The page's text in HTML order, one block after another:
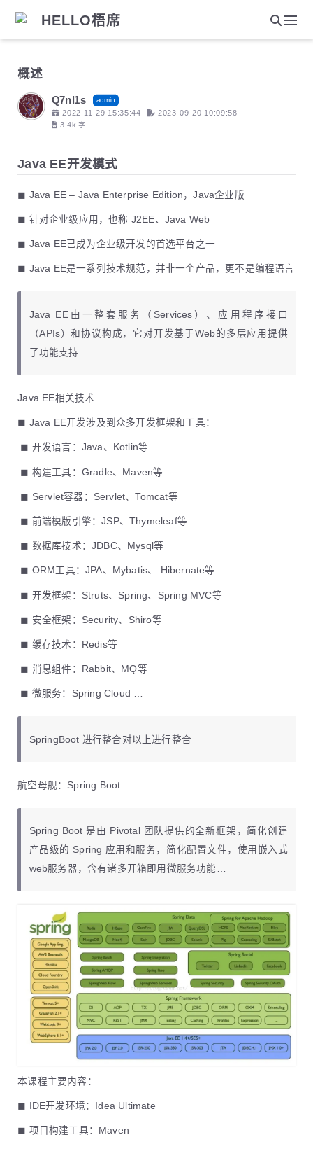
HELLO梧席
概述
Q7nl1s admin
2022-11-29 15:35:44
2023-09-20 10:09:58
3.4k 字
Java EE开发模式
◼ Java EE – Java Enterprise Edition，Java企业版
◼ 针对企业级应用，也称 J2EE、Java Web
◼ Java EE已成为企业级开发的首选平台之一
◼ Java EE是一系列技术规范，并非一个产品，更不是编程语言
Java EE由一整套服务（Services）、应用程序接口
（APIs）和协议构成，它对开发基于Web的多层应用提供
了功能支持
Java EE相关技术
◼ Java EE开发涉及到众多开发框架和工具：
​ ◼ 开发语言：Java、Kotlin等
​ ◼ 构建工具：Gradle、Maven等
​ ◼ Servlet容器：Servlet、Tomcat等
​ ◼ 前端模版引擎：JSP、Thymeleaf等
​ ◼ 数据库技术：JDBC、Mysql等
​ ◼ ORM工具：JPA、Mybatis、 Hibernate等
​ ◼ 开发框架：Struts、Spring、Spring MVC等
​ ◼ 安全框架：Security、Shiro等
​ ◼ 缓存技术：Redis等
​ ◼ 消息组件：Rabbit、MQ等
​ ◼ 微服务：Spring Cloud …
SpringBoot 进行整合对以上进行整合
航空母舰：Spring Boot
Spring Boot 是由 Pivotal 团队提供的全新框架，简化创建
产品级的 Spring 应用和服务，简化配置文件，使用嵌入式
web服务器，含有诸多开箱即用微服务功能…
本课程主要内容：
◼ IDE开发环境：Idea Ultimate
◼ 项目构建工具：Maven